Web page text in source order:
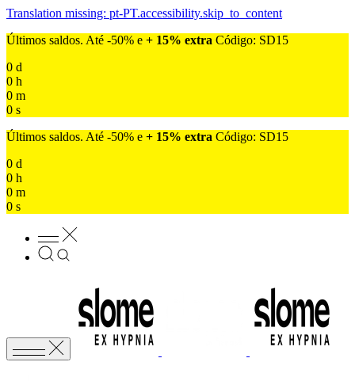
Translation missing: pt-PT.accessibility.skip_to_content
Últimos saldos. Até -50% e + 15% extra Código: SD15
0 d
0 h
0 m
0 s
Últimos saldos. Até -50% e + 15% extra Código: SD15
0 d
0 h
0 m
0 s